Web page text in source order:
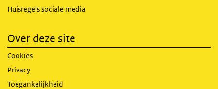
Huisregels sociale media
Over deze site
Cookies
Privacy
Toegankelijkheid